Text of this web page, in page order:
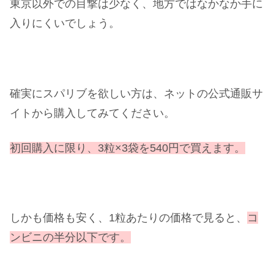
東京以外での目撃は少なく、地方ではなかなか手に
入りにくいでしょう。
確実にスパリブを欲しい方は、ネットの公式通販サ
イトから購入してみてください。
初回購入に限り、3粒×3袋を540円で買えます。
しかも価格も安く、1粒あたりの価格で見ると、 コ
ンビニの半分以下です。